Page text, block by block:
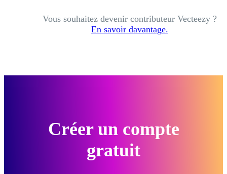
Vous souhaitez devenir contributeur Vecteezy ?
En savoir davantage.
Créer un compte
gratuit